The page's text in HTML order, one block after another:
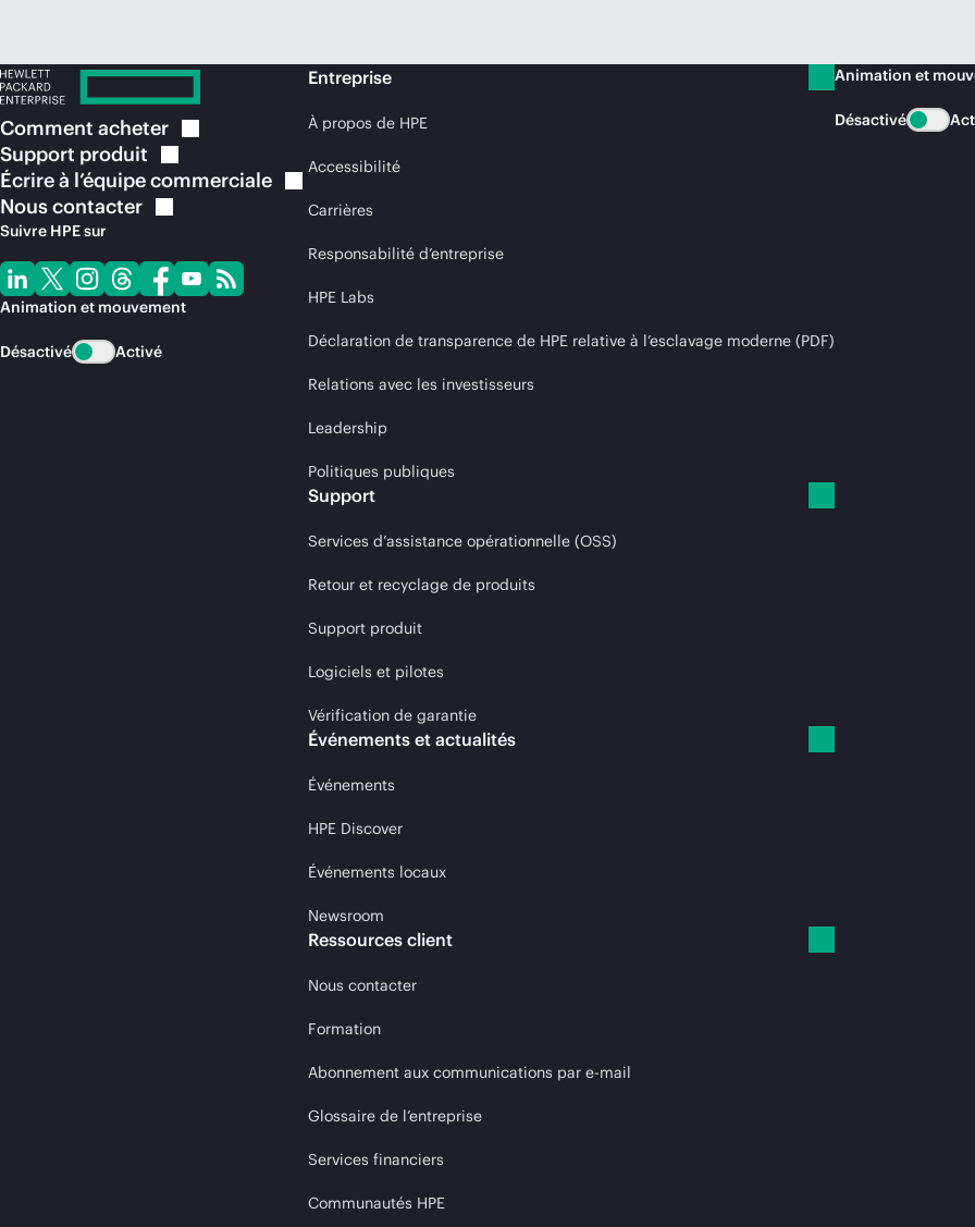
Comment acheter
Support produit
Écrire à l’équipecommerciale
Nouscontacter
Suivre HPE sur
Animation et mouvement
Désactivé Activé
Entreprise
À propos de HPE
Accessibilité
Carrières
Responsabilité d’entreprise
HPE Labs
Déclaration de transparence de HPE relative à l’esclavage moderne (PDF)
Relations avec les investisseurs
Leadership
Politiques publiques
Support
Services d’assistance opérationnelle (OSS)
Retour et recyclage de produits
Support produit
Logiciels et pilotes
Vérification de garantie
Événements et actualités
Événements
HPE Discover
Événements locaux
Newsroom
Ressources client
Nous contacter
Formation
Abonnement aux communications par e-mail
Glossaire de l’entreprise
Services financiers
Communautés HPE
Animation et
Désactivé